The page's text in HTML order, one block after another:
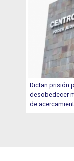
Dictan prisión
desobedecer
de